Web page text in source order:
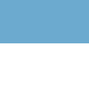
Hétfő-Péntek 9-17